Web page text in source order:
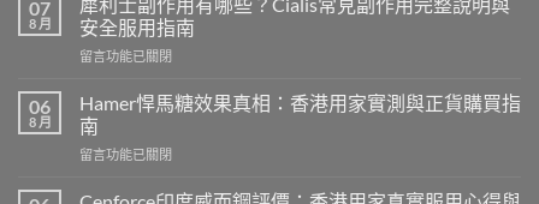
07
8 月
安全服用指南
在
利
士
副
作
有
留言功能已關閉
06
8 月
Hamer悍馬糖效果真相：香港用家實測與正貨購買指
南
在
悍
留言功能已關閉